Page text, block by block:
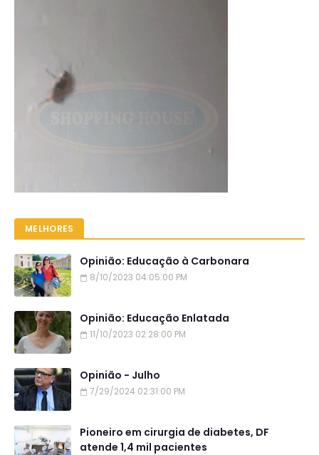
MELHORES
Opinião: Educação à Carbonara
8/10/2023 04:05:00 PM
Opinião: Educação Enlatada
11/10/2023 02:28:00 PM
Opinião - Julho
7/29/2024 02:31:00 PM
Pioneiro em cirurgia de diabetes, DF
atende 1,4 mil pacientes